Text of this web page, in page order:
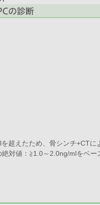
超えたため、骨シンチ+CT
対値：≧1.0～2.0ng/mlをベー